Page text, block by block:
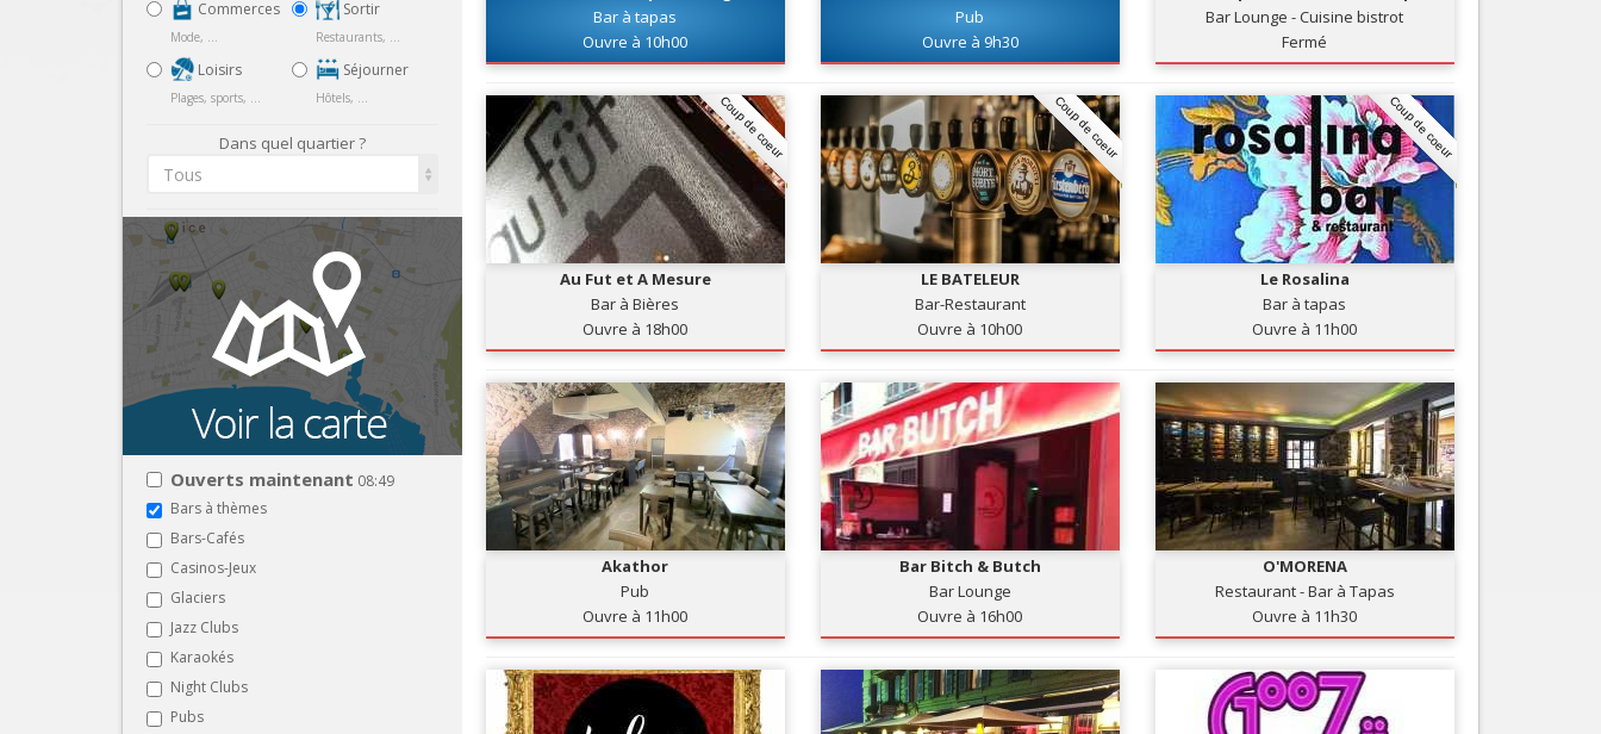
Tourisme, ...
Nice Aéroport
Commerces
Mode, ...
Loisirs
Plages, sports, ...
Sortir
Restaurants, ...
Séjourner
Hôtels, ...
Dans quel quartier ?
Tous
Ouverts maintenant 08:49
Bars à thèmes
Bars-Cafés
Casinos-Jeux
Glaciers
Jazz Clubs
Karaokés
Night Clubs
Pubs
Bar à tapas
Ouvre à 10h00
Pub
Ouvre à 9h30
Bar Lounge - Cuisine bistrot
Fermé
Coup de coeur
Au Fut et A Mesure
Bar à Bières
Ouvre à 18h00
Coup de coeur
LE BATELEUR
Bar-Restaurant
Ouvre à 10h00
Coup de coeur
Le Rosalina
Bar à tapas
Ouvre à 11h00
Akathor
Pub
Ouvre à 11h00
Bar Bitch & Butch
Bar Lounge
Ouvre à 16h00
O'MORENA
Restaurant - Bar à Tapas
Ouvre à 11h30